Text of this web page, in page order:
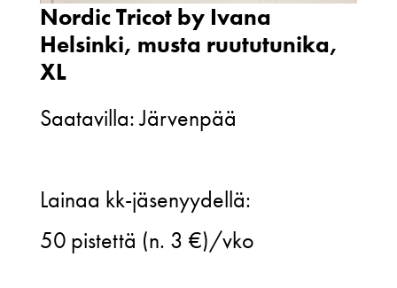
Nordic Tricot by Ivana
Helsinki, musta ruututunika,
XL
Saatavilla: Järvenpää
Tricot
by
Lainaa kk-jäsenyydellä:
50 pistettä (n. 3 €)/vko